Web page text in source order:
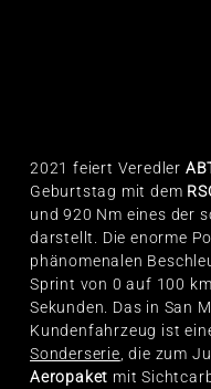
2021 feiert Veredler
Geburtstag mit dem
und 920 Nm eines der
darstellt. Die enorme
phänomenalen
Sprint von 0 auf 100
Sekunden. Das in San
Kundenfahrzeug ist
Sonderserie , die zum
Aeropaket mit